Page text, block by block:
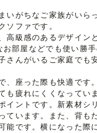
いがちなご家族がいら
ソファです。
高級感のあるデザイン
部屋などでも使い勝手
さんがいるご家庭でも
、座った際も快適です
も疲れにくくなってい
イントです。新素材シ
ています。また、背も
です。横になった際